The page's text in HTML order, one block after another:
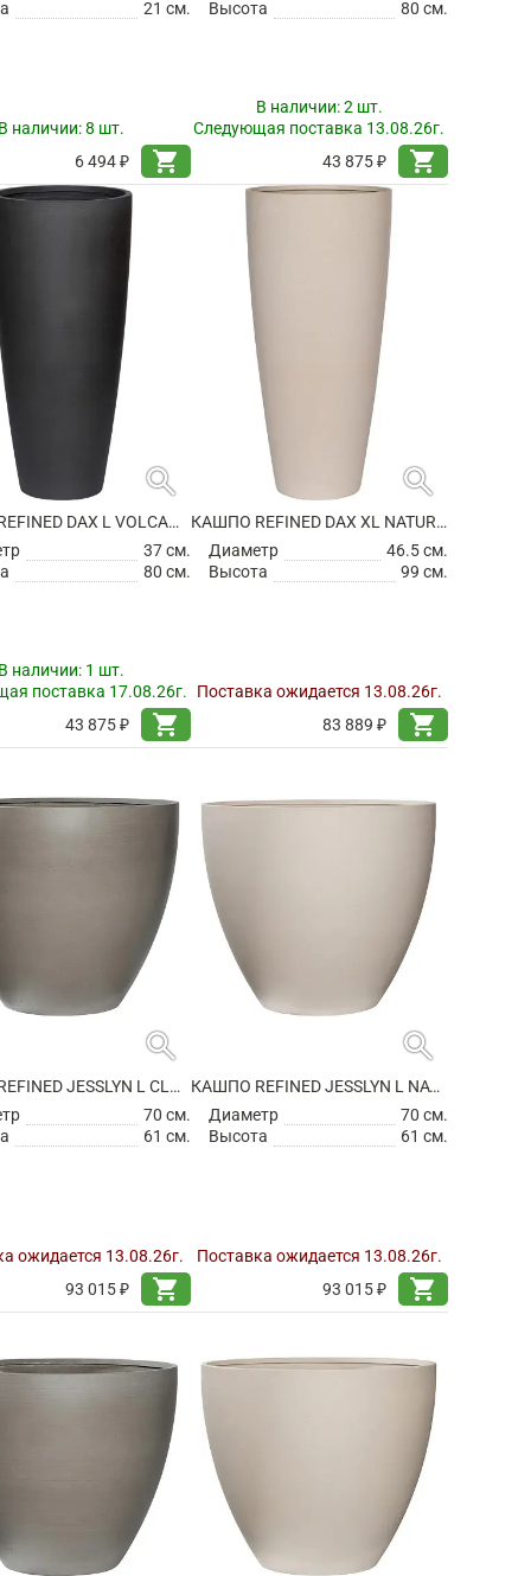
21 см.
наличии:8 шт.
6 494 ₽
shopping_cart
Высота 80 см.
В наличии:2 шт.
Следующая поставка 13.08.26г.
43 875 ₽
shopping_cart
search
КАШПО REFINED DAX L VOLCANO BLACK
37 см.
80 см.
наличии: 1 шт.
поставка 17.08.26г.
43 875 ₽
shopping_cart
search
КАШПО REFINED DAX XL NATURAL WHITE
Диаметр
46.5 см.
Высота
99 см.
Поставка ожидается 13.08.26г.
83 889 ₽
shopping_cart
search
КАШПО REFINED JESSLYN L CLOUDED GREY
70 см.
61 см.
ожидается 13.08.26г.
93 015 ₽
shopping_cart
search
КАШПО REFINED JESSLYN L NATURAL WHITE
Диаметр
70 см.
Высота
61 см.
Поставка ожидается 13.08.26г.
93 015 ₽
shopping_cart